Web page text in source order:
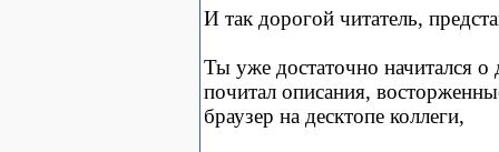
И так дорогой читатель,
Ты уже достаточно начитался о
почитал описания,
браузер на десктопе коллеги,